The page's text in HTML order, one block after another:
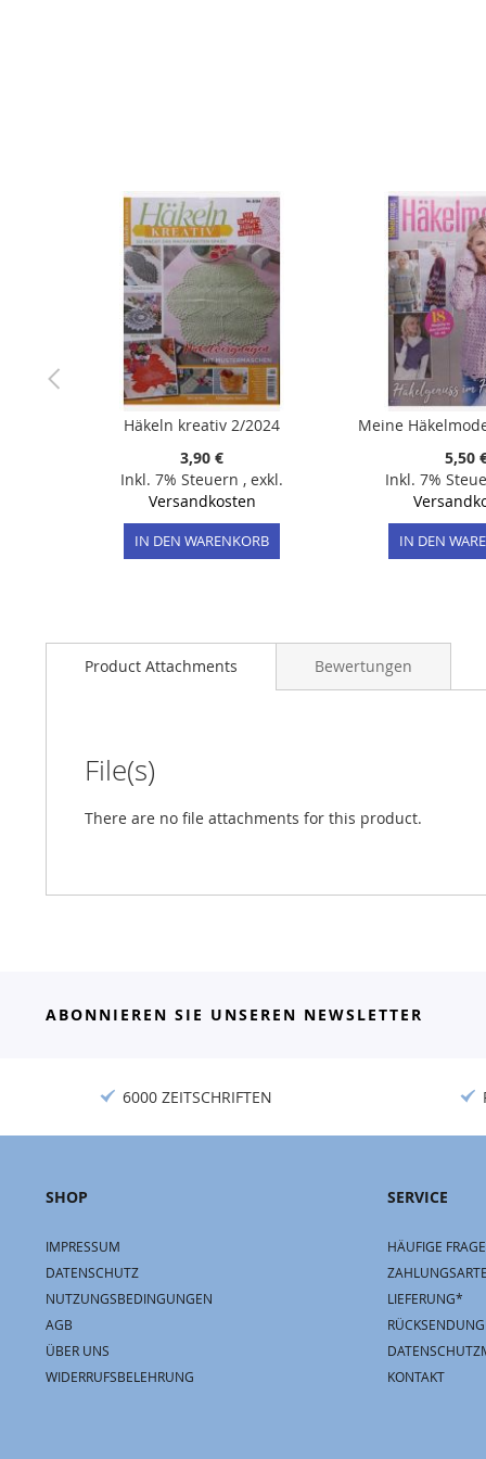
Häkeln kreativ 2/2024
3,90 €
Inkl. 7% Steuern , exkl.
Versandkosten
IN DEN WARENKORB
Meine
5,50
Inkl. 7%
IN DEN
Product Attachments
File(s)
There are no file attachments for this product.
Bewertungen
ABONNIEREN SIE UNSEREN NEWSLETTER
6000 ZEITSCHRIFTEN
SHOP
IMPRESSUM
DATENSCHUTZ
NUTZUNGSBEDINGUNGEN
AGB
ÜBER UNS
WIDERRUFSBELEHRUNG
SERVICE
HÄUFIGE
LIEFERUNG*
KONTAKT